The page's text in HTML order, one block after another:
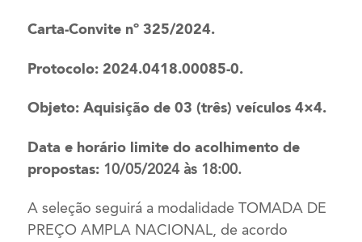
Carta-Convite nº 325/2024.
Protocolo: 2024.0418.00085-0.
Objeto: Aquisição de 03 (três) veículos 4×4.
Data e horário limite do acolhimento de
propostas: 10/05/2024 às 18:00.
A seleção seguirá a modalidade TOMADA DE
PREÇO AMPLA NACIONAL, de acordo